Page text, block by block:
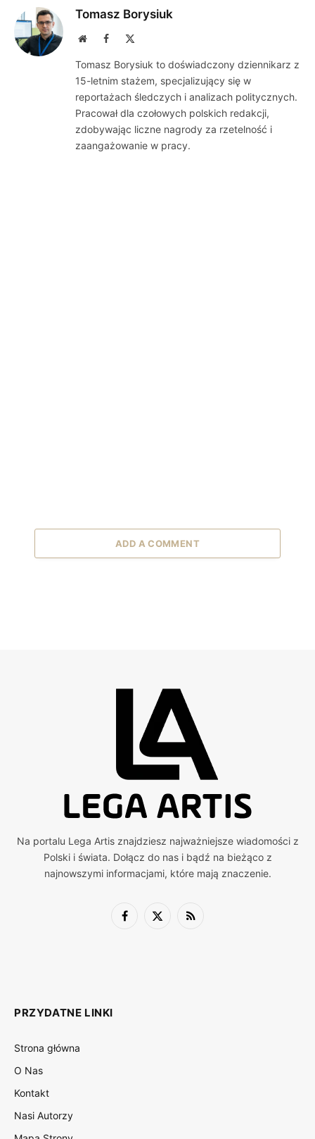
Tomasz Borysiuk
WebsiteFacebook
Tomasz Borysiuk to doświadczony dziennikarz z
15-letnim stażem, specjalizujący się w
reportażach śledczych i analizach politycznych.
Pracował dla czołowych polskich redakcji,
zdobywając liczne nagrody za rzetelność i
zaangażowanie w pracy.
ADD A COMMENT
Na portalu Lega Artis znajdziesz najważniejsze wiadomości z
Polski i świata. Dołącz do nas i bądź na bieżąco z
najnowszymi informacjami, które mają znaczenie.
Facebook
X
RSS
PRZYDATNE LINKI
Strona główna
O Nas
Kontakt
Nasi Autorzy